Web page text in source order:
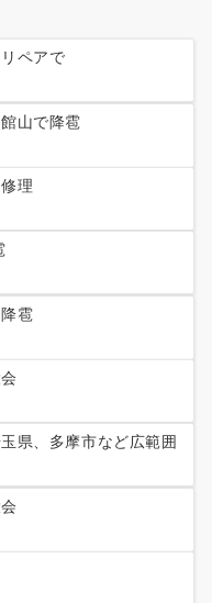
ペアで
山で降雹
理
雹
県、多摩市など広範囲